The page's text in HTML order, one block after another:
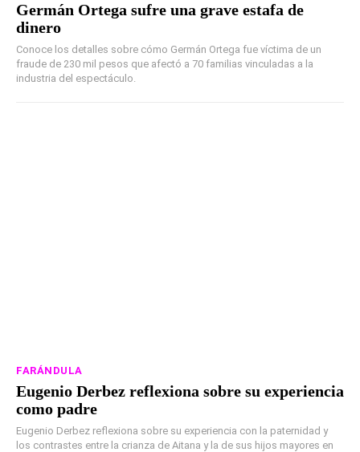
Germán Ortega sufre una grave estafa de
dinero
Conoce los detalles sobre cómo Germán Ortega fue víctima de un
fraude de 230 mil pesos que afectó a 70 familias vinculadas a la
industria del espectáculo.
FARÁNDULA
Eugenio Derbez reflexiona sobre su experiencia
como padre
Eugenio Derbez reflexiona sobre su experiencia con la paternidad y
los contrastes entre la crianza de Aitana y la de sus hijos mayores en